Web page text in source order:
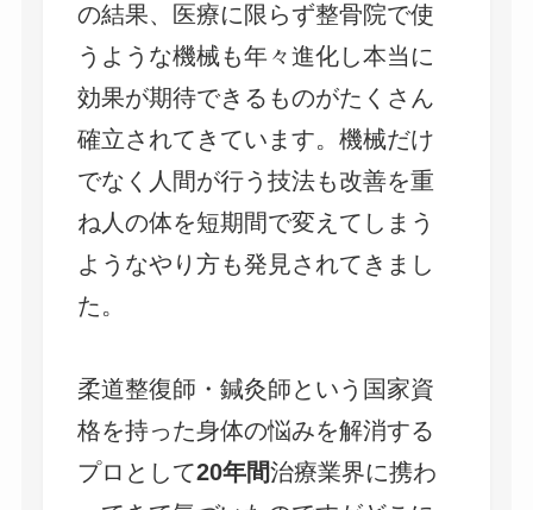
の結果、医療に限らず整骨院で使
うような機械も年々進化し本当に
効果が期待できるものがたくさん
確立されてきています。機械だけ
でなく人間が行う技法も改善を重
ね人の体を短期間で変えてしまう
ようなやり方も発見されてきまし
た。
柔道整復師・鍼灸師という国家資
格を持った身体の悩みを解消する
プロとして20年間治療業界に携わ